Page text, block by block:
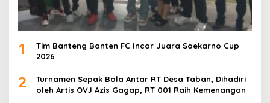
1
Tim Banteng Banten FC Incar Juara Soekarno Cup
2026
2
Turnamen Sepak Bola Antar RT Desa Taban, Dihadiri
oleh Artis OVJ Azis Gagap, RT 001 Raih Kemenangan